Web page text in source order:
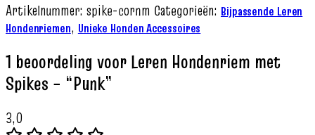
Artikelnummer: spike-cornm Categorieën: Bijpassende Leren
Hondenriemen, Unieke Honden Accessoires
1 beoordeling voorLeren Hondenriem met
Spikes – “Punk”
3,0